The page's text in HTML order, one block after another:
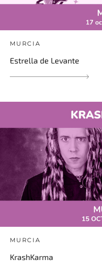
MURCIA
Estrella de Levante
MURCIA
KrashKarma